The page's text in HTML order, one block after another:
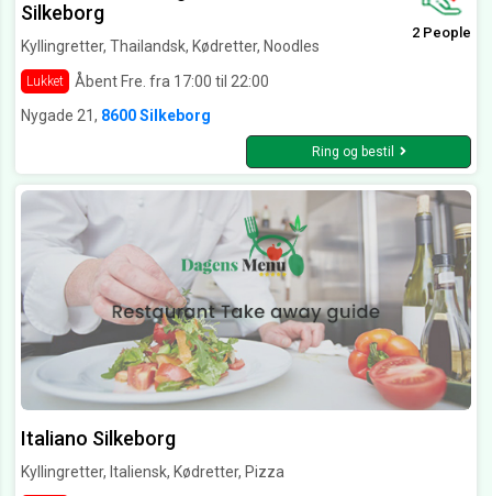
Silkeborg
Kyllingretter, Thailandsk, Kødretter, Noodles
Lukket Åbent Fre. fra 17:00 til 22:00
2 People
Nygade 21, 8600 Silkeborg
Ring og bestil
Italiano Silkeborg
Kyllingretter, Italiensk, Kødretter, Pizza